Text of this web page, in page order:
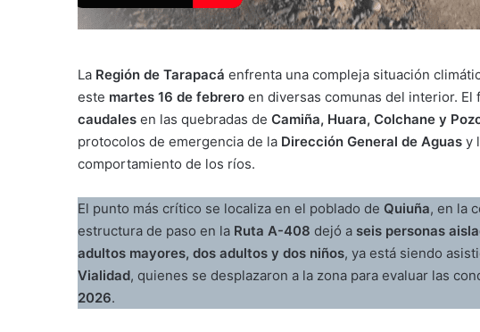
La Región de Tarapacá enfrenta una compleja situación
este martes 16 de febrero en diversas comunas del interior. El
caudales en las quebradas de Camiña, Huara, Colchane y
protocolos de emergencia de la Dirección General de Aguas y
comportamiento de los ríos.
El punto más crítico se localiza en el poblado de Quiuña, en la
estructura de paso en la Ruta A-408 dejó a seis personas
adultos mayores, dos adultos y dos niños, ya está siendo
Vialidad, quienes se desplazaron a la zona para evaluar las
2026.